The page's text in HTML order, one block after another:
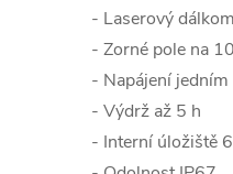
- Laserový
- Zorné pole na
- Napájení
- Výdrž až 5 h
- Interní úložiště